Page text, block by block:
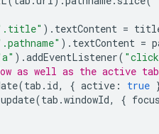
). textContent =
). textContent =
).addEventListener(
as well as the active tab
(tab . id, { active : true
update(tab .windowId, {